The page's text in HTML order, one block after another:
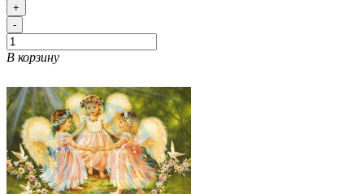
+
-
В корзину